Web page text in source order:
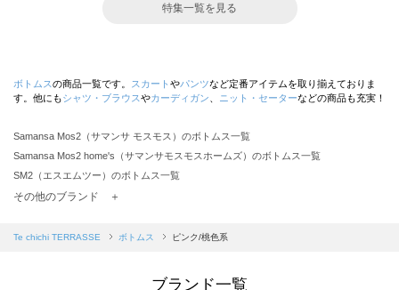
特集一覧を見る
ボトムスの商品一覧です。 スカート やパンツなど定番アイテムを取り揃えておりま
す。他にもシャツ・ブラウスやカーディガン ニット・セーターなどの商品も充実！
Samansa Mos2（サマンサ モスモス）のボトムス一覧
Samansa Mos2 home's（サマンサモスモスホームズ）のボトムス一覧
SM2（エスエムツー）のボトムス一覧
TSUHARU by Samansa Mos2（ツハルバイサマンサモスモス）のボトムス一覧
Samansa Mos2 blue（サマンサモスモス ブルー）のボトムス一覧
その他のブランド ＋
Te chichi TERRASSE ボトムス ピンク/桃色系
ブランド一覧